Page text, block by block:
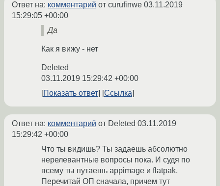
Ответ на: комментарий от curufinwe 03.11.2019
15:29:05 +00:00
Да
Как я вижу - нет
Deleted
03.11.2019 15:29:42 +00:00
Показать ответ
Ссылка
Ответ на: комментарий от Deleted 03.11.2019
15:29:42 +00:00
Что ты видишь? Ты задаешь абсолютно
нерелевантные вопросы пока. И судя по
всему ты путаешь appimage и flatpak.
Перечитай ОП сначала, причем тут